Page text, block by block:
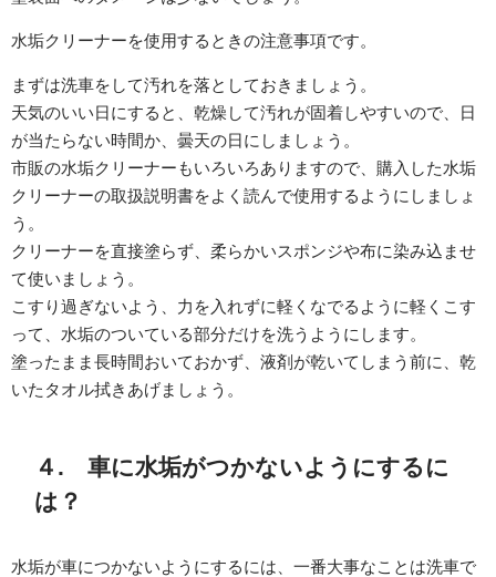
水垢クリーナーを使用するときの注意事項です。
まずは洗車をして汚れを落としておきましょう。
天気のいい日にすると、乾燥して汚れが固着しやすいので、日
が当たらない時間か、曇天の日にしましょう。
市販の水垢クリーナーもいろいろありますので、購入した水垢
クリーナーの取扱説明書をよく読んで使用するようにしましょ
う。
クリーナーを直接塗らず、柔らかいスポンジや布に染み込ませ
て使いましょう。
こすり過ぎないよう、力を入れずに軽くなでるように軽くこす
って、水垢のついている部分だけを洗うようにします。
塗ったまま長時間おいておかず、液剤が乾いてしまう前に、乾
いたタオル拭きあげましょう。
４. 車に水垢がつかないようにするに
は？
水垢が車につかないようにするには、一番大事なことは洗車で